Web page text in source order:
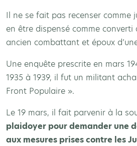
Il ne se fait pas recenser comme
en être dispensé comme converti
ancien combattant et époux
Une enquête prescrite en mars
1935 à 1939, il fut un militant
Front Populaire ».
Le 19 mars, il fait parvenir à la
plaidoyer pour demander une
aux mesures prises contre les